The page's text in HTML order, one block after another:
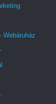
Webáruház